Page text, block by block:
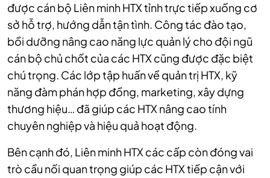
được cán bộ Liên minh HTX tỉnh trực tiếp xuống cơ
sở hỗ trợ, hướng dẫn tận tình. Công tác đào tạo,
bồi dưỡng nâng cao năng lực quản lý cho đội ngũ
cán bộ chủ chốt của các HTX cũng được đặc biệt
chú trọng. Các lớp tập huấn về quản trị HTX, kỹ
năng đàm phán hợp đồng, marketing, xây dựng
thương hiệu… đã giúp các HTX nâng cao tính
chuyên nghiệp và hiệu quả hoạt động.
Bên cạnh đó, Liên minh HTX các cấp còn đóng vai
trò cầu nối quan trọng giúp các HTX tiếp cận với